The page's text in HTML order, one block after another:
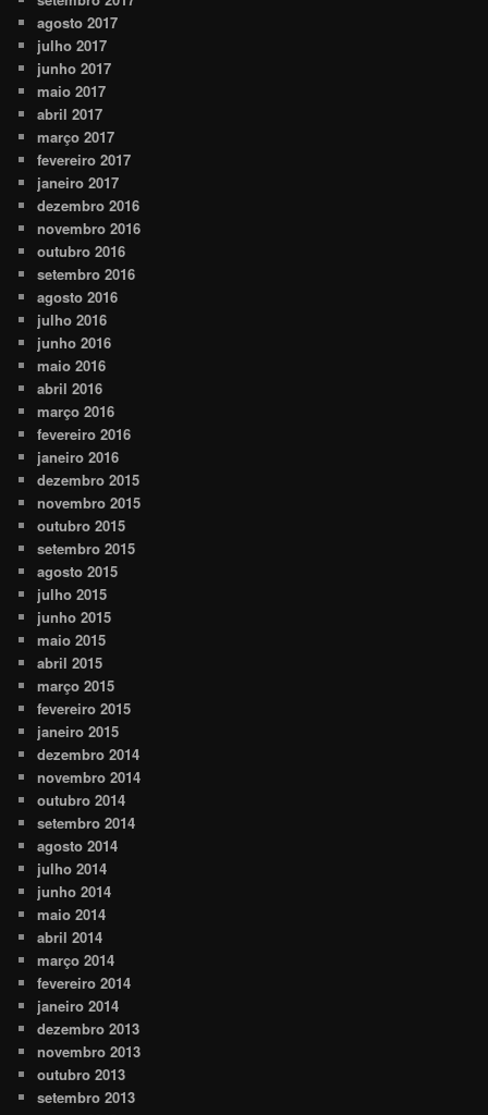
agosto 2017
julho 2017
junho 2017
maio 2017
abril 2017
março 2017
fevereiro 2017
janeiro 2017
dezembro 2016
novembro 2016
outubro 2016
setembro 2016
agosto 2016
julho 2016
junho 2016
maio 2016
abril 2016
março 2016
fevereiro 2016
janeiro 2016
dezembro 2015
novembro 2015
outubro 2015
setembro 2015
agosto 2015
julho 2015
junho 2015
maio 2015
abril 2015
março 2015
fevereiro 2015
janeiro 2015
dezembro 2014
novembro 2014
outubro 2014
setembro 2014
agosto 2014
julho 2014
junho 2014
maio 2014
abril 2014
março 2014
fevereiro 2014
janeiro 2014
dezembro 2013
novembro 2013
outubro 2013
setembro 2013